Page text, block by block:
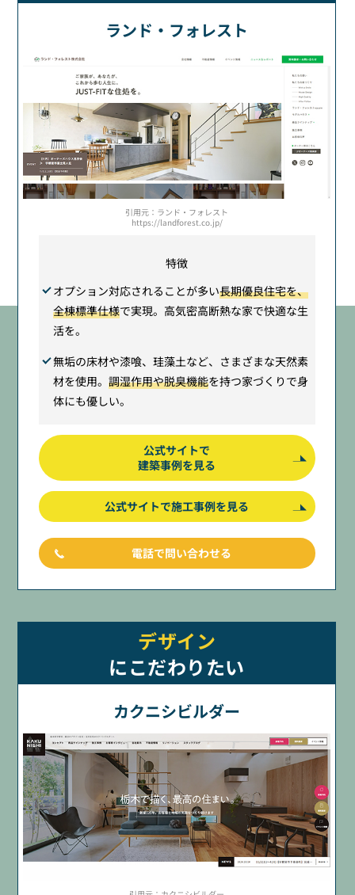
ランド・フォレスト
引用元：ランド・フォレスト
https://landforest.co.jp/
特徴
オプション対応されることが多い長期優良住宅を、
全棟標準仕様で実現。高気密高断熱な家で快適な生
活を。
無垢の床材や漆喰、珪藻土など、さまざまな天然素
材を使用。 調湿作用や脱臭機能を持つ家づくりで身
体にも優しい。
公式サイトで
建築事例を見る
公式サイトで施工事例を見る
電話で問い合わせる
デザイン
にこだわりたい
カクニシビルダー